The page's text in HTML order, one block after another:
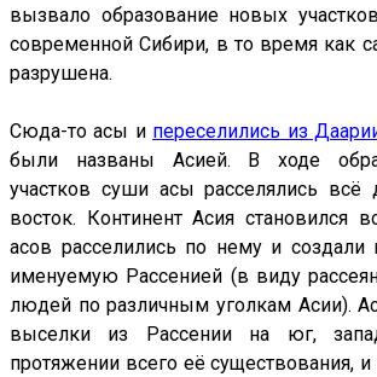
вызвало образование новых
современной Сибири, в то время как
разрушена.
Сюда-то асы и переселились из
были названы Асией. В ходе
участков суши асы расселялись
восток. Континент Асия становился
асов расселились по нему и
именуемую Рассенией (в виду
людей по различным уголкам Асии).
выселки из Рассении на юг,
протяжении всего её существования,